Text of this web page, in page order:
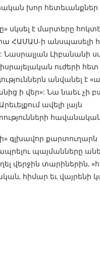
խոր հետեւանքներ է
սկսել է մարտերը
ՀԱՄԱՍ-ի անսպասելի
Նասրալլան Լիբանանի
ուժերի
անվանել է
ի վեր»: Նա նաեւ չի
ավելի լայն
գլխավոր քարտուղարն
պայմանները
վերջին տարիներին,
հիմար եւ վայրենի